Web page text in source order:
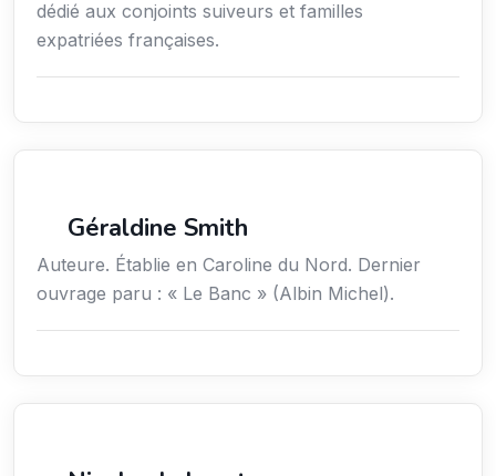
dédié aux conjoints suiveurs et familles
expatriées françaises.
Géraldine Smith
Auteure. Établie en Caroline du Nord. Dernier
ouvrage paru : « Le Banc » (Albin Michel).